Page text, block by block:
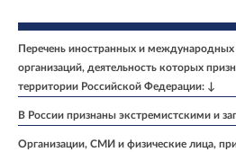
Перечень иностранных и международных
организаций, деятельность которых
территории Российской Федерации: ↓
В России признаны экстремистскими и
Организации, СМИ и физические лица,